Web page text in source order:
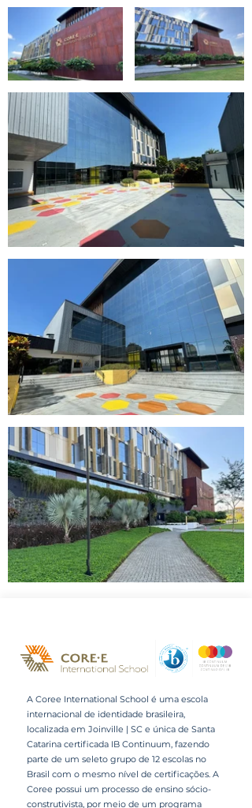
A Coree International School é uma escola
internacional de identidade brasileira,
localizada em Joinville | SC e única de Santa
Catarina certificada IB Continuum, fazendo
parte de um seleto grupo de 12 escolas no
Brasil com o mesmo nível de certificações. A
Coree possui um processo de ensino sócio-
construtivista, por meio de um programa